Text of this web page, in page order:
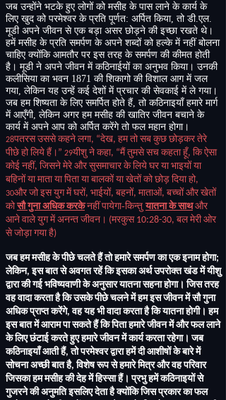
जब उन्होंने भटके हुए लोगों को मसीह के पास लाने के कार्य के
लिए खुद को परमेश्वर के प्रति पूर्णत: अर्पित किया, तो डी.एल.
मूडी अपने जीवन से एक बड़ा असर छोड़ने की इच्छा रखते थे।
हमें मसीह के प्रति समर्पण के अपने शब्दों को हल्के में नहीं बोलना
चाहिए क्योंकि आमतौर पर इस तरह के समर्पण की कीमत होती
है। मूडी ने अपने जीवन में कठिनाईयों का अनुभव किया। उनकी
कलीसिया का भवन 1871 की शिकागो की विशाल आग में जल
गया, लेकिन यह उन्हें कई देशों में प्रचार की सेवकाई में ले गया।
जब हम शिष्यता के लिए समर्पित होते हैं, तो कठिनाइयाँ हमारे मार्ग
में आएँगी, लेकिन अगर हम मसीह की खातिर जीवन बचाने के
कार्य में अपने आप को अर्पित करेंगे तो फल महान होगा।
28पतरस उससे कहने लगा, “देख, हम तो सब कुछ छोड़कर तेरे
पीछे हो लिये हैं।” 29यीशु ने कहा, “मैं तुमसे सच कहता हूँ, कि ऐसा
कोई नहीं, जिसने मेरे और सुसमाचार के लिये घर या भाइयों या
बहिनों या माता या पिता या बालकों या खेतों को छोड़ दिया हो,
30और जो इस युग में घरों, भाईयों, बहनों, माताओं, बच्चों और खेतों
कोसौ गुना अधिक करकेनहीं पायेगा-किन्तु यातना के साथऔर
आने वाले युग में अनन्त जीवन । (मरकुस 10:28-30, बल मेरी ओर
से जोड़ा गया है)
जब हम मसीह के पीछे चलते हैं तो हमारे समर्पण का एक इनाम होगा;
लेकिन,इस बात से अवगत रहें कि इसका अर्थ उपरोक्त खंड में यीशु
द्वारा की गई भविष्यवाणी के अनुसार यातना सहना होगा। जिस तरह
वह वादा करता है कि उसके पीछे चलने में हम इस जीवन में सौ गुना
अधिक प्राप्त करेंगे,वह यह भी वादा करता है कि यातना होगी। हम
इस बात में आराम पा सकते हैं कि पिता हमारे जीवन में और फल लाने
के लिए छंटाई करते हुए हमारे जीवन में कार्य करता रहेगा। जब
कठिनाइयाँ आती हैं,तो परमेश्वर द्वारा हमें दी आशीषों के बारे में
सोचना अच्छी बात है,विशेष रूप से हमारे मित्र और वह परिवार
जिसका हम मसीह की देह में हिस्सा हैं। प्रभु हमें कठिनाइयों से
गुजरने की अनुमति इसलिए देता है क्योंकि जिस प्रकार का फल